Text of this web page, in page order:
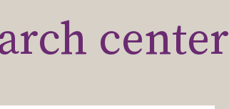
center